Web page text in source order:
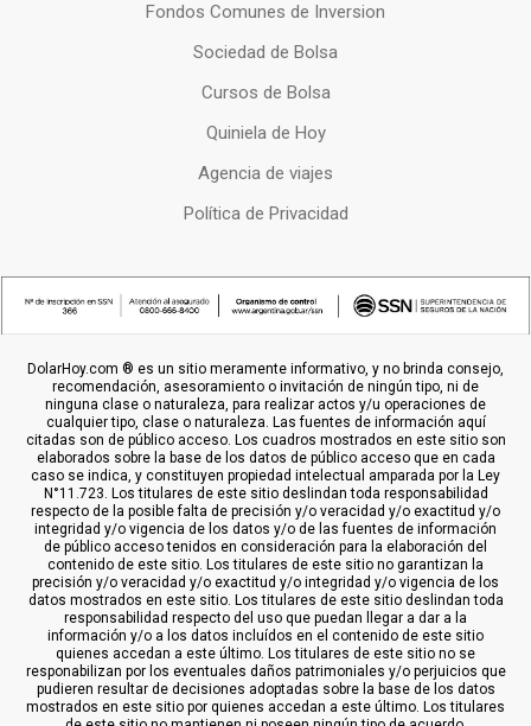
Fondos Comunes de Inversion
Sociedad de Bolsa
Cursos de Bolsa
Quiniela de Hoy
Agencia de viajes
Política de Privacidad
DolarHoy.com ® es un sitio meramente informativo, y no brinda consejo,
recomendación, asesoramiento o invitación de ningún tipo, ni de
ninguna clase o naturaleza, para realizar actos y/u operaciones de
cualquier tipo, clase o naturaleza. Las fuentes de información aquí
citadas son de público acceso. Los cuadros mostrados en este sitio son
elaborados sobre la base de los datos de público acceso que en cada
caso se indica, y constituyen propiedad intelectual amparada por la Ley
N°11.723. Los titulares de este sitio deslindan toda responsabilidad
respecto de la posible falta de precisión y/o veracidad y/o exactitud y/o
integridad y/o vigencia de los datos y/o de las fuentes de información
de público acceso tenidos en consideración para la elaboración del
contenido de este sitio. Los titulares de este sitio no garantizan la
precisión y/o veracidad y/o exactitud y/o integridad y/o vigencia de los
datos mostrados en este sitio. Los titulares de este sitio deslindan toda
responsabilidad respecto del uso que puedan llegar a dar a la
información y/o a los datos incluídos en el contenido de este sitio
quienes accedan a este último. Los titulares de este sitio no se
responabilizan por los eventuales daños patrimoniales y/o perjuicios que
pudieren resultar de decisiones adoptadas sobre la base de los datos
mostrados en este sitio por quienes accedan a este último. Los titulares